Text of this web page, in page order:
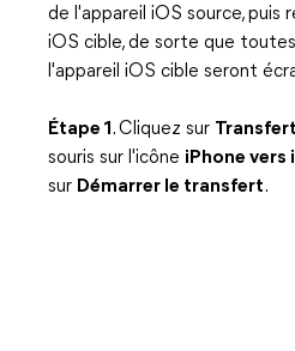
de l'appareil iOS source, puis
iOS cible, de sorte que
l'appareil iOS cible seront
Étape 1 . Cliquez sur
souris sur l'icône iPhone vers
sur Démarrer le transfert.